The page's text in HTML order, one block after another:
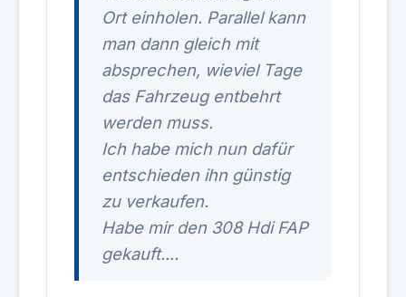
Ort einholen. Parallel kann
man dann gleich mit
absprechen, wieviel Tage
das Fahrzeug entbehrt
werden muss.
Ich habe mich nun dafür
entschieden ihn günstig
zu verkaufen.
Habe mir den 308 Hdi FAP
gekauft....